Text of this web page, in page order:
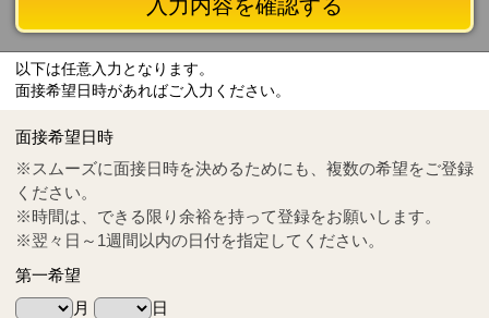
Tel
0570-55-0314
入力内容を確認する
以下は任意入力となります。
面接希望日時があればご入力ください。
面接希望日時
※スムーズに面接日時を決めるためにも、複数の希望をご登録
ください。
※時間は、できる限り余裕を持って登録をお願いします。
※翌々日～1週間以内の日付を指定してください。
第一希望
月
日